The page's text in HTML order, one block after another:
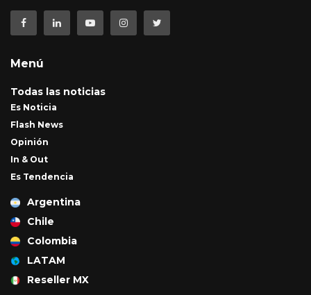
Menú
Todas las noticias
Es Noticia
Flash News
Opinión
In & Out
Es Tendencia
Argentina
Chile
Colombia
LATAM
Reseller MX